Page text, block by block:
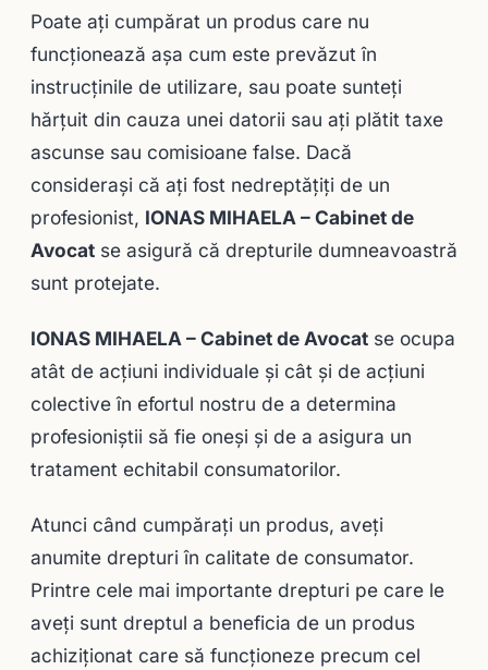
Poate ați cumpărat un produs care nu
funcționează așa cum este prevăzut în
instrucţinile de utilizare, sau poate sunteţi
hărțuit din cauza unei datorii sau ați plătit taxe
ascunse sau comisioane false. Dacă
consideraşi că ați fost nedreptățiţi de un
profesionist, IONAS MIHAELA – Cabinet de
Avocat se asigură că drepturile dumneavoastră
sunt protejate.
IONAS MIHAELA – Cabinet de Avocat se ocupa
atât de acţiuni individuale și cât şi de acțiuni
colective în efortul nostru de a determina
profesioniştii să fie oneşi și de a asigura un
tratament echitabil consumatorilor.
Atunci când cumpărați un produs, aveți
anumite drepturi în calitate de consumator.
Printre cele mai importante drepturi pe care le
aveţi sunt dreptul a beneficia de un produs
achiziţionat care să funcţioneze precum cel